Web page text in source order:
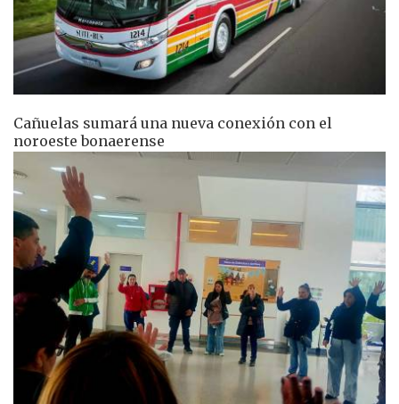
Cañuelas sumará una nueva conexión con el
noroeste bonaerense